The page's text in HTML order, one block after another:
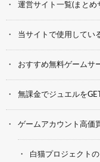
運営サイト一覧(まとめ
当サイトで使用してい
おすすめ無料ゲームサ
無課金でジュエルを
ゲームアカウント高価
白猫プロジェクト